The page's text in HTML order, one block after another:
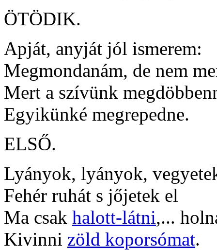
ÖTÖDIK.
Apját, anyját jól ismerem:
Megmondanám, de nem
Mert a szívünk
Egyikünké megrepedne.
ELSŐ.
Lyányok, lyányok,
Fehér ruhát s jőjetek el
Ma csak halott-látni,...
Kivinni zöld koporsómat.